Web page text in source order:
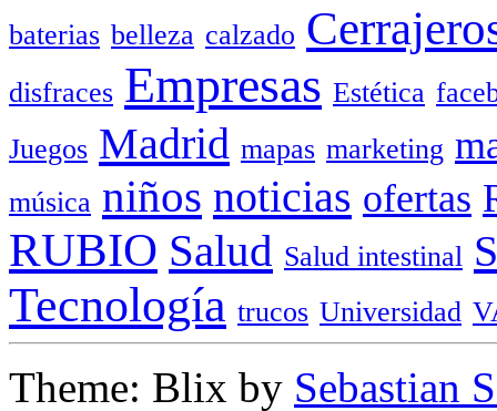
baterias belleza calzado
disfraces Empresas Estética
Juegos Madrid mapas marketing
música niños noticias ofertas
RUBIO Salud Salud intestinal
Tecnología trucos Universidad
Theme: Blix by Sebastian